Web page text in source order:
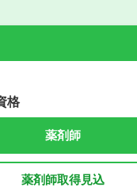
格
薬剤師
薬剤師取得見込